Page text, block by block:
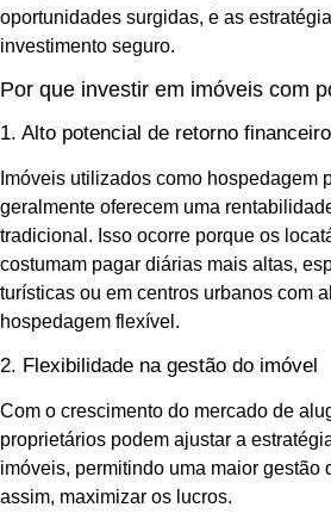
oportunidades surgidas, e as
investimento seguro.
Por que investir em imóveis com
1. Alto potencial de retorno financeiro
Imóveis utilizados como hospedagem
geralmente oferecem uma
tradicional. Isso ocorre porque os
costumam pagar diárias mais altas,
turísticas ou em centros urbanos com
hospedagem flexível.
2. Flexibilidade na gestão do imóvel
Com o crescimento do mercado de
proprietários podem ajustar a
imóveis, permitindo uma maior gestão
assim, maximizar os lucros.